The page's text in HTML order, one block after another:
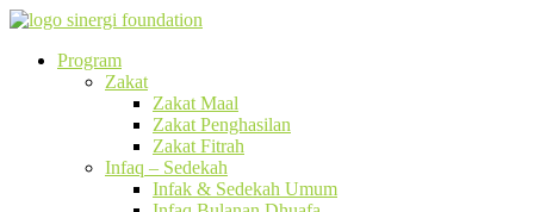
Program
Zakat
Zakat Maal
Zakat Penghasilan
Zakat Fitrah
Infaq – Sedekah
Infak & Sedekah Umum